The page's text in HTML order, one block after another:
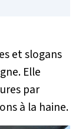
et slogans
Elle
par
à la haine.